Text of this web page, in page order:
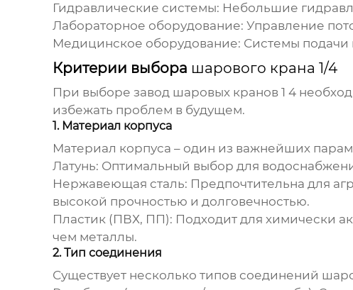
Гидравлические системы: Небольшие
Лабораторное оборудование: Управление
Медицинское оборудование: Системы подачи
Критерии выбора шарового крана 1/4
При выборе завод шаровых кранов 1 4
избежать проблем в будущем.
1. Материал корпуса
Материал корпуса – один из важнейших
Латунь: Оптимальный выбор для
Нержавеющая сталь: Предпочтительна для
высокой прочностью и долговечностью.
Пластик (ПВХ, ПП): Подходит для химически
чем металлы.
2. Тип соединения
Существует несколько типов соединений